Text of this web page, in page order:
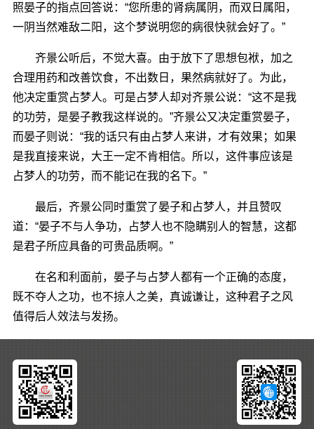
照晏子的指点回答说：“您所患的肾病属阴，而双日属阳，
一阴当然难敌二阳，这个梦说明您的病很快就会好了。”
齐景公听后，不觉大喜。由于放下了思想包袱，加之
合理用药和改善饮食，不出数日，果然病就好了。为此，
他决定重赏占梦人。可是占梦人却对齐景公说：“这不是我
的功劳，是晏子教我这样说的。”齐景公又决定重赏晏子，
而晏子则说：“我的话只有由占梦人来讲，才有效果；如果
是我直接来说，大王一定不肯相信。所以，这件事应该是
占梦人的功劳，而不能记在我的名下。”
最后，齐景公同时重赏了晏子和占梦人，并且赞叹
道：“晏子不与人争功，占梦人也不隐瞒别人的智慧，这都
是君子所应具备的可贵品质啊。”
在名和利面前，晏子与占梦人都有一个正确的态度，
既不夺人之功，也不掠人之美，真诚谦让，这种君子之风
值得后人效法与发扬。